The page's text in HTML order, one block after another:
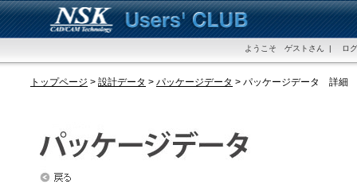
ようこそ ゲストさん | ロ
トップページ > 設計データ > パッケージデータ > パッケージデータ 詳細